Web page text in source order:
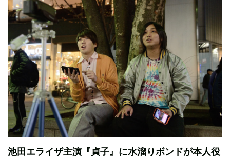
池田エライザ主演『貞子』に水溜りボンドが本人役